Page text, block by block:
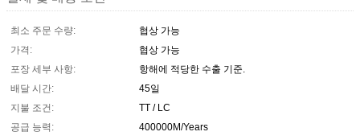
최소 주문 수량:
협상 가능
가격:
협상 가능
포장 세부 사항:
항해에 적당한 수출 기준.
배달 시간:
45일
지불 조건:
TT / LC
공급 능력:
400000M/Years